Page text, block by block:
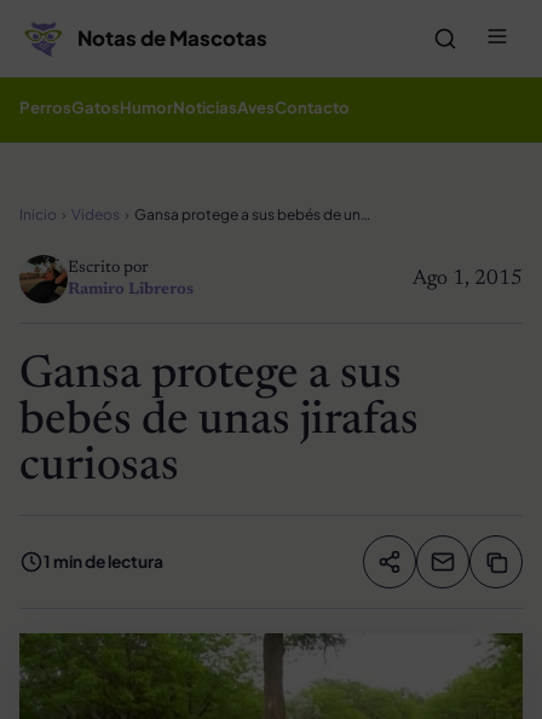
Notas de Mascotas
PerrosGatosHumorNoticiasAvesContacto
Inicio Videos Gansa protege a sus bebés de unas jirafas curiosas
Ago 1, 2015
Escrito por
Ramiro Libreros
Gansa protege a sus
bebés de unas jirafas
curiosas
1 min de lectura Compartir